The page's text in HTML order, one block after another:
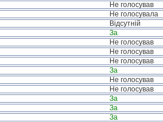
Не голосував
Не голосувала
Відсутній
За
Не голосував
Не голосував
Не голосував
За
Не голосував
Не голосував
За
За
За